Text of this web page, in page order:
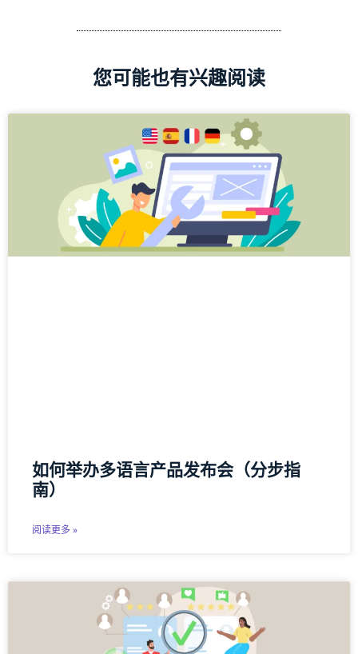
您可能也有兴趣阅读
如何举办多语言产品发布会（分步指
南）
阅读更多 »